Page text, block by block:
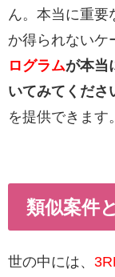
ん。本当に重要
か得られないケ
ログラムが本当
いてみてくださ
を提供できます。
類似案件
世の中には、